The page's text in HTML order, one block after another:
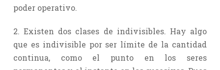
poder operativo.
2. Existen dos clases de indivisibles. Hay algo
que es indivisible por ser límite de la cantidad
continua, como el punto en los seres